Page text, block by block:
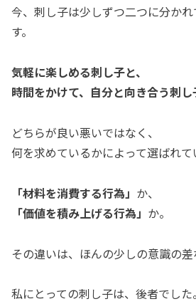
今、刺し子は少しずつ二つに分か
す。
気軽に楽しめる刺し子と、
時間をかけて、自分と向き合う刺し
どちらが良い悪いではなく、
何を求めているかによって選ばれて
「材料を消費する行為」 か、
「価値を積み上げる行為」 か。
その違いは、ほんの少しの意識の差
私にとっての刺し子は、後者でした。